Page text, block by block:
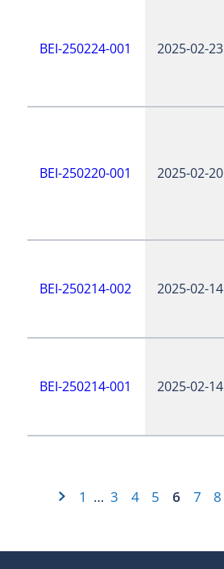
BEI-250224-001 2025-02-23
BEI-250220-001 2025-02-20
BEI-250214-002 2025-02-14
BEI-250214-001 2025-02-14
1 … 3 4 5 6 7 8